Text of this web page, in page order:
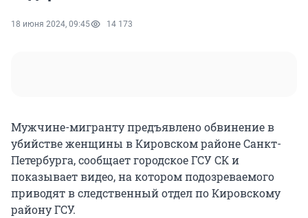
18 июня 2024, 09:45 14 173
Мужчине-мигранту предъявлено обвинение в
убийстве женщины в Кировском районе Санкт-
Петербурга, сообщает городское ГСУ СК и
показывает видео, на котором подозреваемого
приводят в следственный отдел по Кировскому
району ГСУ.